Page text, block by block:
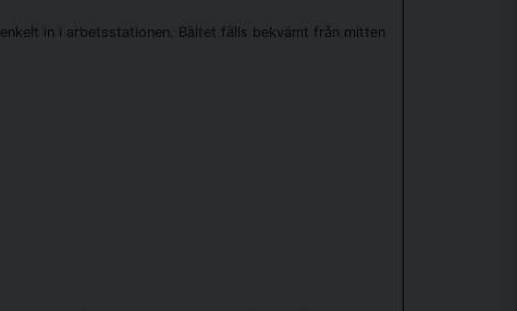
in i arbetsstationen. Bältet fälls bekvämt från mitten